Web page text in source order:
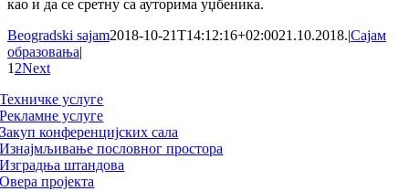
као и да се сретну са ауторима уџбеника.
Beogradski sajam2018-10-21T14:12:16+02:0021.10.2018.|Сајам
образовања|
1 2Next
Техничке услуге
Рекламне услуге
Закуп конференцијских сала
Изнајмљивање пословног простора
Изградња штандова
Овера пројекта